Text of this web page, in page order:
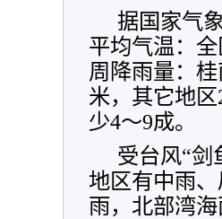
据国家气
平均气温：
周降雨量：
米，其它地
少4～9成。
受台风“剑
地区有中雨
雨，北部湾